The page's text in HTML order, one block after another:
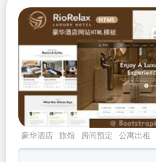
豪华酒店 旅馆 房间预定 公寓出租